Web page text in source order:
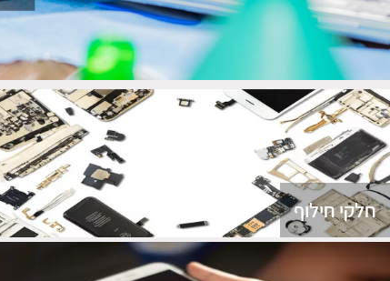
חלקי חילוף